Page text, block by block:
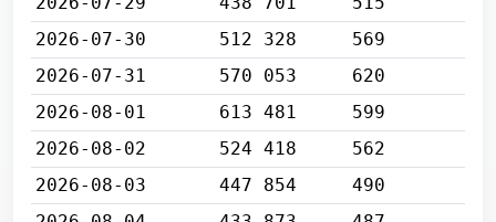
2026-07-30
512 328
569
2026-07-31
570 053
620
2026-08-01
613 481
599
2026-08-02
524 418
562
2026-08-03
447 854
490